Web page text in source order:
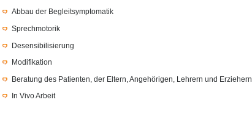
Abbau der Begleitsymptomatik
Sprechmotorik
Desensibilisierung
Modifikation
Beratung des Patienten, der Eltern, Angehörigen, Lehrern und Erziehern
In Vivo Arbeit